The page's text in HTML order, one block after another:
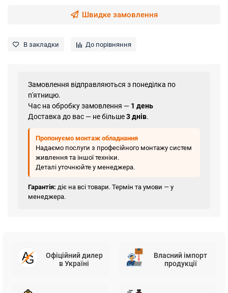
Швидке замовлення
В закладки До порівняння
Замовлення відправляються з понеділка по
п'ятницю.
Час на обробку замовлення — 1 день
Доставка до вас — не більше3 днів.
Пропонуємо монтаж обладнання
Надаємо послуги з професійного монтажу систем
живлення та іншої техніки.
Деталі уточнюйте у менеджера.
Гарантія: діє на всі товари. Термін та умови — у
менеджера.
Офіційний дилер
в Україні
Власний імпорт
продукції